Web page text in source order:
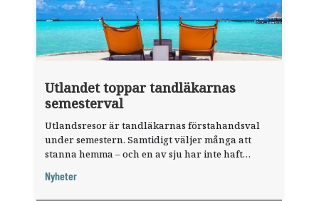
Utlandet toppar tandläkarnas
semesterval
Utlandsresor är tandläkarnas förstahandsval
under semestern. Samtidigt väljer många att
stanna hemma – och en av sju har inte haft
fråga".
Nyheter